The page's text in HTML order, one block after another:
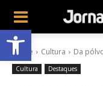
Abrir a barra de
Home Cultura Da
Cultura Destaques